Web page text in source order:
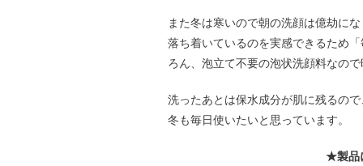
また冬は寒いので朝の洗顔は億劫に
落ち着いているのを実感できるため
ろん、泡立て不要の泡状洗顔料なの
洗ったあとは保水成分が肌に残るの
冬も毎日使いたいと思っています。
★製品